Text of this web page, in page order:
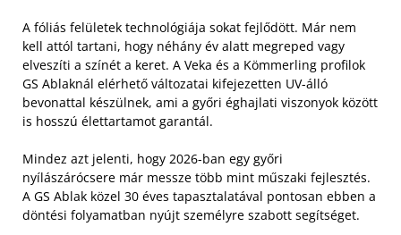
A fóliás felületek technológiája sokat fejlődött. Már nem
kell attól tartani, hogy néhány év alatt megreped vagy
elveszíti a színét a keret. A Veka és a Kömmerling profilok
GS Ablaknál elérhető változatai kifejezetten UV-álló
bevonattal készülnek, ami a győri éghajlati viszonyok között
is hosszú élettartamot garantál.
Mindez azt jelenti, hogy 2026-ban egy győri
nyílászárócsere már messze több mint műszaki fejlesztés.
A GS Ablak közel 30 éves tapasztalatával pontosan ebben a
döntési folyamatban nyújt személyre szabott segítséget.